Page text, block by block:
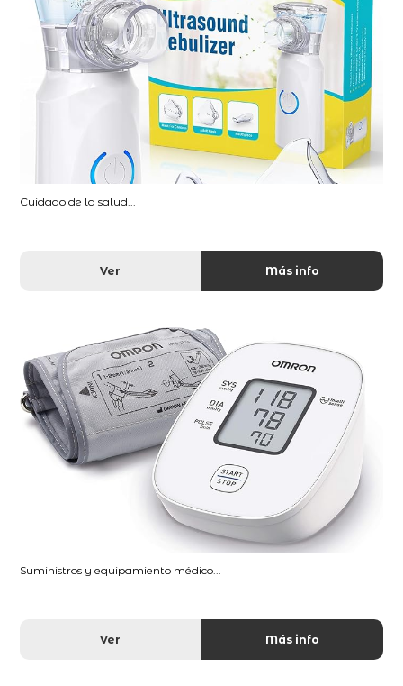
Cuidado de la salud...
Ver Más info
Suministros y equipamiento médico...
Ver Más info